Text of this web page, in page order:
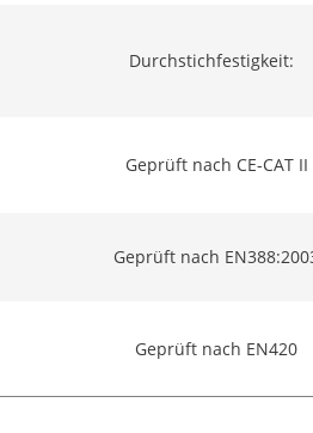
Durchstichfestigkeit:
Geprüft nach CE-CAT II
Geprüft nach
Geprüft nach EN420